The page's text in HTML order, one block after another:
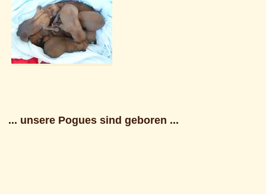
... unsere Pogues sind geboren ...